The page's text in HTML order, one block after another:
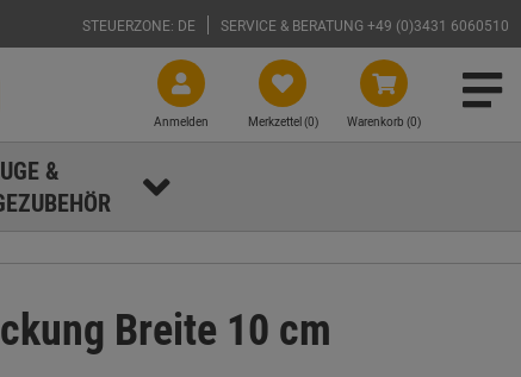
STEUERZONE: DE SERVICE & BERATUNG +49 (0)3431 6060510
Warenkorb (0)
Merkzettel (0)
Anmelden
&
Breite 10 cm